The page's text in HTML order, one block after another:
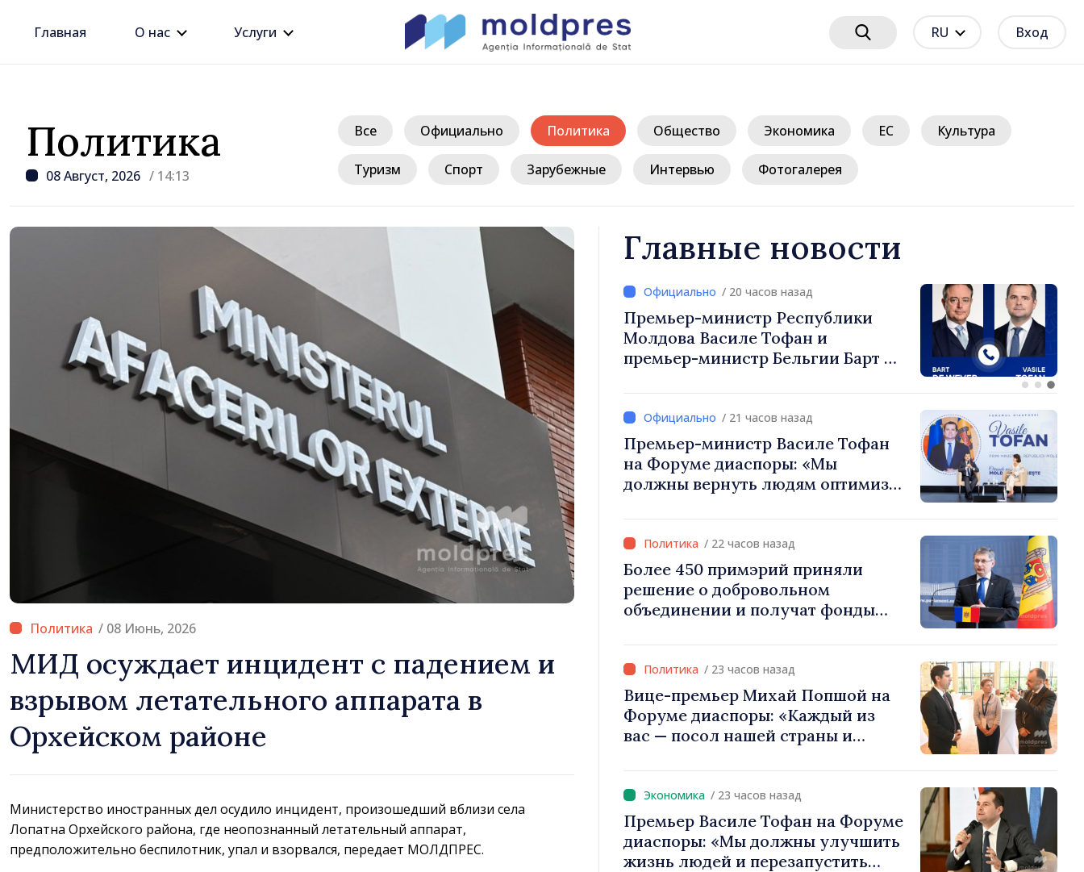
Главная О нас Услуги RU Вход
Политика
08 Август, 2026 / 14:13
Все Официально Политика Общество Экономика ЕС Культура
Туризм Спорт Зарубежные Интервью Фотогалерея
/ 08 Июнь, 2026
МИД осуждает инцидент с падением и
взрывом летательного аппарата в
Орхейском районе
Министерство иностранных дел осудило инцидент, произошедший вблизи села
Лопатна Орхейского района, где неопознанный летательный аппарат,
предположительно беспилотник, упал и взорвался, передает МОЛДПРЕС.
Главные новости
/ 20 часов назад
Премьер-министр Василе Тофан
провёл встречу с послом Италии
Джузеппе Мария Перриконе
/ 20 часов назад
Премьер-министр Республики
Молдова Василе Тофан и
премьер-министр Бельгии Барт де
/ 21 часов назад
Премьер-министр Василе Тофан
на Форуме диаспоры: «Мы
должны вернуть людям оптимизм
правильном направлении»
/ 22 часов назад
Более 450 примэрий приняли
решение о добровольном
объединении и получат фонды
дать населённым пунктам шанс
развиваться»
/ 23 часов назад
Вице-премьер Михай Попшой на
Форуме диаспоры: «Каждый из
вас — посол нашей страны и
/ 23 часов назад
Премьер Василе Тофан на Форуме
диаспоры: «Мы должны улучшить
жизнь людей и перезапустить